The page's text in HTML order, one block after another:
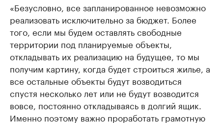
«Безусловно, все запланированное невозможно
реализовать исключительно за бюджет. Более
того, если мы будем оставлять свободные
территории под планируемые объекты,
откладывать их реализацию на будущее, то мы
получим картину, когда будет строиться жилье, а
все остальные объекты будут возводиться
спустя несколько лет или не будут возводится
вовсе, постоянно откладываясь в долгий ящик.
Именно поэтому важно проработать грамотную